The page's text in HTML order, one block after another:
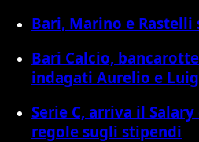
Bari, Marino e Rastelli
Bari Calcio,
indagati Aurelio e
Serie C, arriva il
regole sugli stipendi